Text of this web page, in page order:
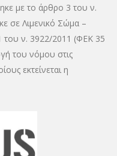
με το άρθρο 3 του ν.
σε Λιμενικό Σώμα –
του ν. 3922/2011 (ΦΕΚ 35
του νόμου στις
εκτείνεται η